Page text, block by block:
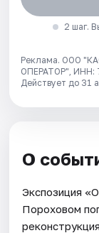
2 шаг.
Реклама. ООО
ОПЕРАТОР", ИНН:
Действует до 31
О
Экспозиция
Пороховом